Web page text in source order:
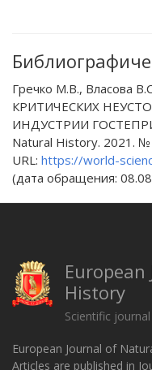
Гречко М.В., Власова
КРИТИЧЕСКИХ
ИНДУСТРИИ
Natural History. 2021. №
URL: https://world-
(дата обращения:
History
Scientific
European Journal of
Articles are published in